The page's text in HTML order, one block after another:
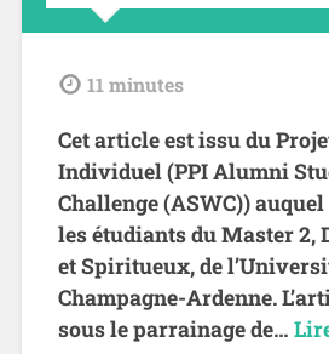
tdl 11 minutes
Cet article est issu du
Individuel (PPI Alumni
Challenge (ASWC))
les étudiants du Master 2,
et Spiritueux, de
Champagne-Ardenne.
sous le parrainage de…